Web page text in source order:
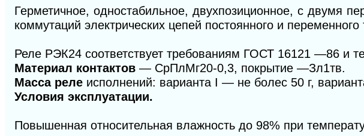
Герметичное, одностабильное, двухпозиционное, с двумя
коммутаций электрических цепей постоянного и
Реле РЭК24 соответствует требованиям ГОСТ 16121 —86 и
Материал контактов — СрПлМг20-0,3, покрытие —Зл1тв.
Масса реле исполнений: варианта I — не болес 50 г,
Условия эксплуатации.
Повышенная относительная влажность до 98% при